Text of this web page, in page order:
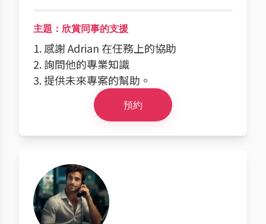
主題：欣賞同事的支援
1. 感謝 Adrian 在任務上的協助
2. 詢問他的專業知識
3. 提供未來專案的幫助。
預約